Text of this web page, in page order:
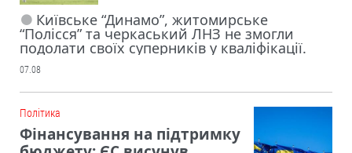
Київське “Динамо”, житомирське
“Полісся” та черкаський ЛНЗ не змогли
подолати своїх суперників у кваліфікації.
07.08
Політика
Фінансування на підтримку